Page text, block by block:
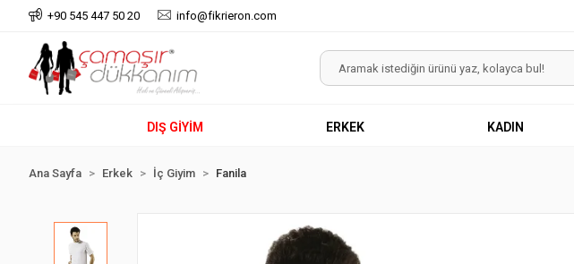
+90 545 447 50 20 info@fikrieron.com
DIŞ GİYİM ERKEK KADIN
Ana Sayfa Erkek İç Giyim Fanila